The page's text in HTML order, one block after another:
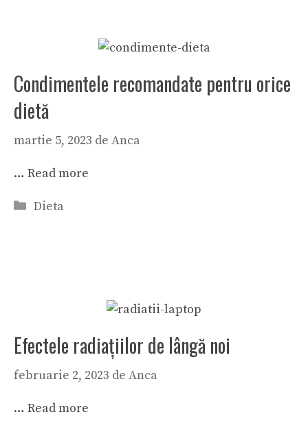
Condimentele recomandate pentru orice
dietă
martie 5, 2023 de Anca
… Read more
Categorii
Dieta
Efectele radiaţiilor de lângă noi
februarie 2, 2023 de Anca
… Read more